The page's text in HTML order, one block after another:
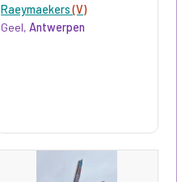
Raeymaekers(V)
Geel,Antwerpen